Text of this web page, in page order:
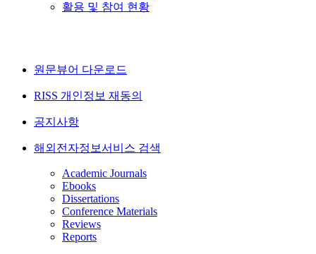
활용 및 참여 현황
원문뷰어 다운로드
RISS 개인정보 재동의
공지사항
해외전자정보서비스 검색
Academic Journals
Ebooks
Dissertations
Conference Materials
Reviews
Reports